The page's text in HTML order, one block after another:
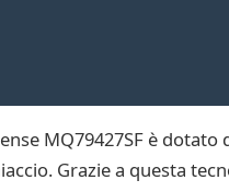
MQ79427SF è
Grazie a questa